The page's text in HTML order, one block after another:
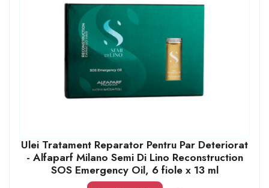
Ulei Tratament Reparator Pentru Par Deteriorat
- Alfaparf Milano Semi Di Lino Reconstruction
SOS Emergency Oil, 6 fiole x 13 ml